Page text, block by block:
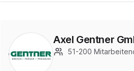
Axel Gentner
51-200